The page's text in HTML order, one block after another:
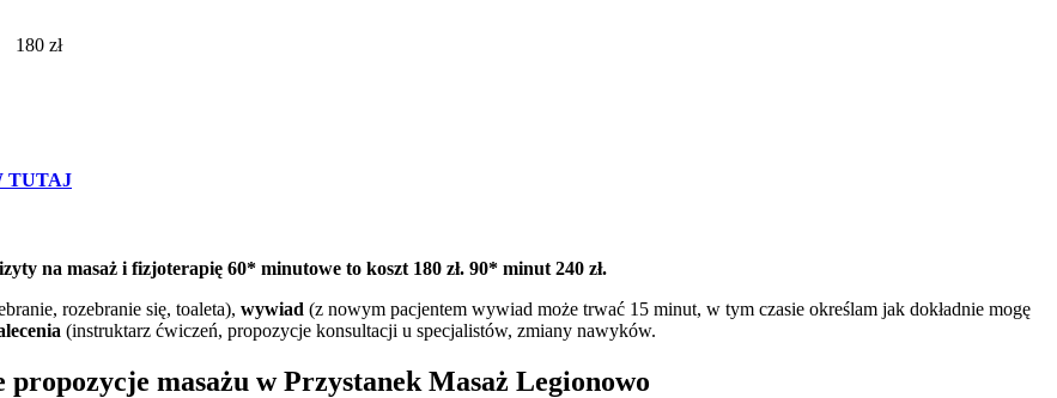
180 zł
TUTAJ
na masaż i fizjoterapię 60* minutowe to koszt 180 zł. 90* minut 240 zł.
rozebranie się, toaleta), wywiad (z nowym pacjentem wywiad może trwać 15 minut, w tym czasie określam jak dokładnie mogę
(instruktarz ćwiczeń, propozycje konsultacji u specjalistów, zmiany nawyków.
propozycje masażu w Przystanek Masaż Legionowo